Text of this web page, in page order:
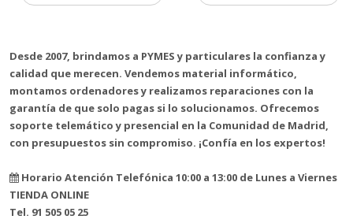
Desde 2007, brindamos a PYMES y particulares la confianza y
calidad que merecen. Vendemos material informático,
montamos ordenadores y realizamos reparaciones con la
garantía de que solo pagas si lo solucionamos. Ofrecemos
soporte telemático y presencial en la Comunidad de Madrid,
con presupuestos sin compromiso. ¡Confía en los expertos!
Horario Atención Telefónica 10:00 a 13:00 de Lunes a Viernes
TIENDA ONLINE
Tel. 91 505 05 25